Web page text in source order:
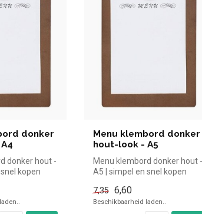
donker
donker hout -
kopen
Menu klembord donker
hout-look - A5
Menu klembord donker hout -
A5 | simpel en snel kopen
7,35 6,60
Beschikbaarheid laden..